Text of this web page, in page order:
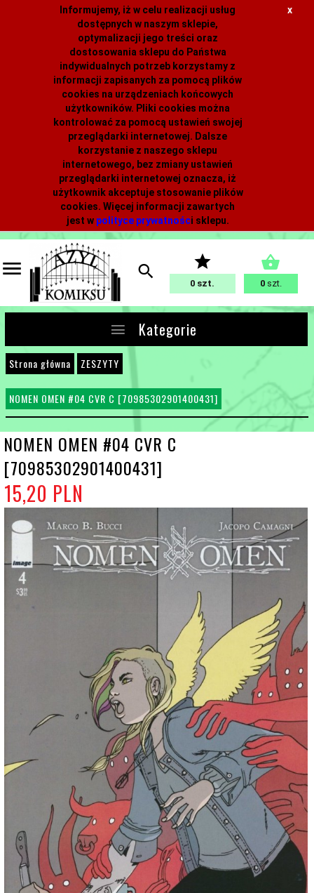
Informujemy, iż w celu realizacji usług
dostępnych w naszym sklepie,
optymalizacji jego treści oraz
dostosowania sklepu do Państwa
indywidualnych potrzeb korzystamy z
informacji zapisanych za pomocą plików
cookies na urządzeniach końcowych
użytkowników. Pliki cookies można
kontrolować za pomocą ustawień swojej
przeglądarki internetowej. Dalsze
korzystanie z naszego sklepu
internetowego, bez zmiany ustawień
przeglądarki internetowej oznacza, iż
użytkownik akceptuje stosowanie plików
cookies. Więcej informacji zawartych
jest w polityce prywatności sklepu.
x
0 0 szt.
Kategorie
Strona główna ZESZYTY
NOMEN OMEN #04 CVR C [70985302901400431]
NOMEN OMEN #04 CVR C
[70985302901400431]
15,20 PLN